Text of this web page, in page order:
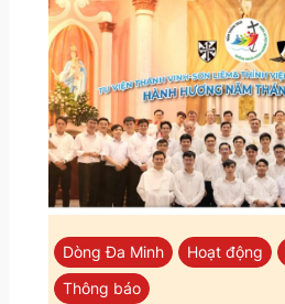
Dòng Đa Minh Hoạt động
Thông báo